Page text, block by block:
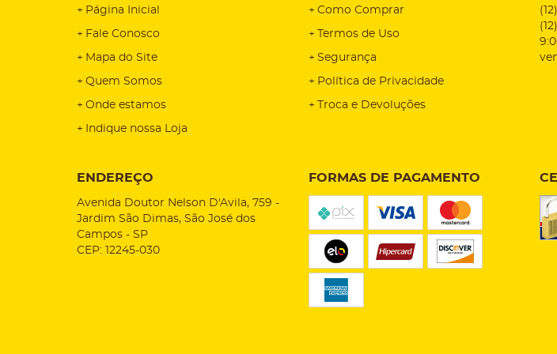
Página Inicial
Fale Conosco
Mapa do Site
Quem Somos
Onde estamos
Indique nossa Loja
Como Comprar
Termos de Uso
Segurança
Política de Privacidade
Troca e Devoluções
(12)
(12)
ENDEREÇO
Avenida Doutor Nelson D'Avila, 759 -
Jardim São Dimas, São José dos
Campos - SP
CEP: 12245-030
FORMAS DE PAGAMENTO